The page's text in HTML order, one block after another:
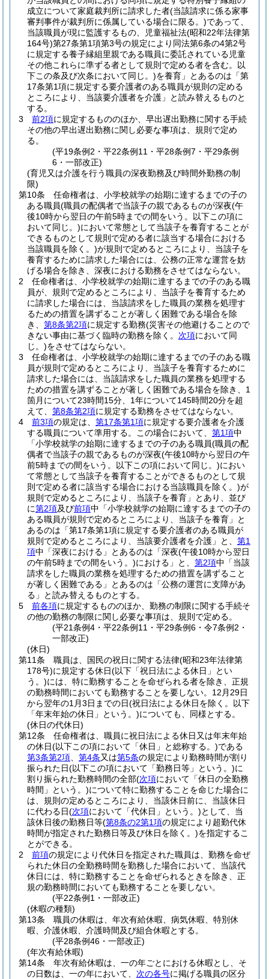
成立について家庭裁判所に請求した者(当該請求に係る家事
審判事件が裁判所に係属している場合に限る。)であって、
当該職員が現に監護するもの、児童福祉法(昭和22年法律第
164号)第27条第1項第3号の規定により同法第6条の4第2号
に規定する養子縁組里親である職員に委託されている児童
その他これらに準ずる者として規則で定める者を含む。以
下この条及び次条において同じ。)を養育」とあるのは「第
17条第1項に規定する要介護者のある職員が規則の定める
ところにより、当該要介護者を介護」と読み替えるものと
する。
3
前2項に規定するもののほか、早出遅出勤務に関する手続
その他の早出遅出勤務に関し必要な事項は、規則で定め
る。
(平19条例2・平22条例11・平28条例7・平29条例
6・一部改正)
(育児又は介護を行う職員の深夜勤務及び時間外勤務の制
限)
第10条
任命権者は、小学校就学の始期に達するまでの子の
ある職員(職員の配偶者で当該子の親であるものが深夜(午
後10時から翌日の午前5時までの間をいう。以下この項に
おいて同じ。)において常態として当該子を養育することが
できるものとして規則で定める者に該当する場合における
当該職員を除く。)が規則で定めるところにより、当該子を
養育するために請求した場合には、公務の正常な運営を妨
げる場合を除き、深夜における勤務をさせてはならない。
2
任命権者は、小学校就学の始期に達するまでの子のある職
員が、規則で定めるところにより、当該子を養育するため
に請求した場合には、当該請求をした職員の業務を処理す
るための措置を講ずることが著しく困難である場合を除
き、 第8条第2項に規定する勤務(災害その他避けることので
きない事由に基づく臨時の勤務を除く。 次項において同
じ。)をさせてはならない。
3
任命権者は、小学校就学の始期に達するまでの子のある職
員が規則で定めるところにより、当該子を養育するために
請求した場合には、当該請求をした職員の業務を処理する
ための措置を講ずることが著しく困難である場合を除き、1
箇月について23時間15分、1年について145時間20分を超
えて、 第8条第2項に規定する勤務をさせてはならない。
4
前3項の規定は、 第17条第1項に規定する要介護者を介護
する職員について準用する。
この場合において、 第1項中
「小学校就学の始期に達するまでの子のある職員(職員の配
偶者で当該子の親であるものが深夜(午後10時から翌日の午
前5時までの間をいう。以下この項において同じ。)におい
て常態として当該子を養育することができるものとして規
則で定める者に該当する場合における当該職員を除く。)が
規則で定めるところにより、当該子を養育」とあり、並び
に第2項及び前項中「小学校就学の始期に達するまでの子の
ある職員が規則で定めるところにより、当該子を養育」と
あるのは「第17条第1項に規定する要介護者のある職員が
規則で定めるところにより、当該要介護者を介護」と、 第1
項中「深夜における」とあるのは「深夜(午後10時から翌日
の午前5時までの間をいう。)における」と、 第2項中「当該
請求をした職員の業務を処理するための措置を講ずること
が著しく困難である」とあるのは「公務の運営に支障があ
る」と読み替えるものとする。
5
前各項に規定するもののほか、勤務の制限に関する手続そ
の他の勤務の制限に関し必要な事項は、規則で定める。
(平21条例4・平22条例11・平29条例6・令7条例2・
一部改正)
(休日)
第11条
職員は、国民の祝日に関する法律(昭和23年法律第
178号)に規定する休日(以下「祝日法による休日」とい
う。)には、特に勤務することを命ぜられる者を除き、正規
の勤務時間においても勤務することを要しない。 12月29日
から翌年の1月3日までの日(祝日法による休日を除く。以下
「年末年始の休日」という。)についても、同様とする。
(休日の代休日)
第12条
任命権者は、職員に祝日法による休日又は年末年始
の休日(以下この項において「休日」と総称する。)である
第3条第2項
第4条又は第5条の規定により勤務時間が割り
振られた日(以下この項において「勤務日等」という。)に
割り振られた勤務時間の全部(次項において「休日の全勤務
時間」という。)について特に勤務することを命じた場合に
は、規則の定めるところにより、当該休日前に、当該休日
に代わる日(次項において「代休日」という。)として、当
該休日後の勤務日等(第8条の2第1項の規定により超勤代休
時間が指定された勤務日等及び休日を除く。)を指定するこ
とができる。
2
前項の規定により代休日を指定された職員は、勤務を命ぜ
られた休日の全勤務時間を勤務した場合において、当該代
休日には、特に勤務することを命ぜられるときを除き、正
規の勤務時間においても勤務することを要しない。
(平22条例1・一部改正)
(休暇の種類)
第13条
職員の休暇は、年次有給休暇、病気休暇、特別休
暇、介護休暇、介護時間及び組合休暇とする。
(平28条例46・一部改正)
(年次有給休暇)
第14条
年次有給休暇は、一の年ごとにおける休暇とし、そ
の日数は、一の年において、 次の各号に掲げる職員の区分